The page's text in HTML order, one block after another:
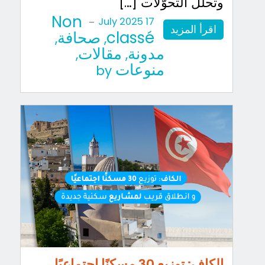
اقرأ المزيد
17 July 2025
-
Non
classé
, صحافة,
مدونة, مقالات,
منوعات by